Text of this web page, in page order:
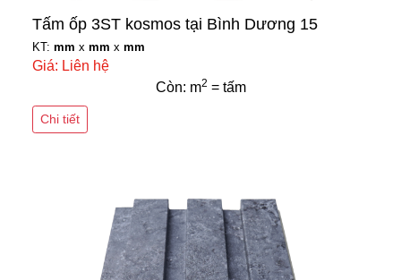
Tấm ốp 3ST kosmos tại Bình Dương 15
KT: mm x mm x mm
Giá: Liên hệ
Còn: m2 = tấm
Chi tiết